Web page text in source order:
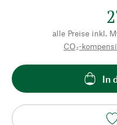
alle Preise inkl.
CO₂-
In